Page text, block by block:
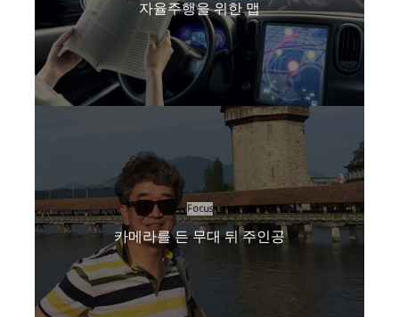
자율주행을 위한 맵
Focus
카메라를 든 무대 뒤 주인공